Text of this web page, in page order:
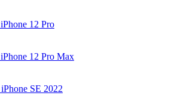
iPhone 12 Pro
iPhone 12 Pro Max
iPhone SE 2022